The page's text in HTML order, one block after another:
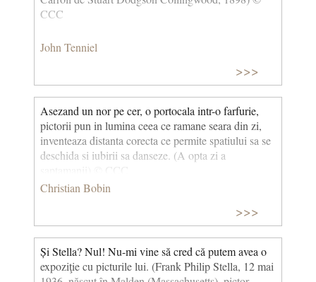
CCC
John Tenniel
>>>
Asezand un nor pe cer, o portocala intr-o farfurie,
pictorii pun in lumina ceea ce ramane seara din zi,
inventeaza distanta corecta ce permite spatiului sa se
deschida si iubirii sa danseze. (A opta zi a
Christian Bobin
>>>
Și Stella? Nul! Nu-mi vine să cred că putem avea o
expoziţie cu picturile lui. (Frank Philip Stella, 12 mai